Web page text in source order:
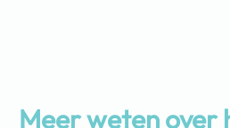
Meer weten over